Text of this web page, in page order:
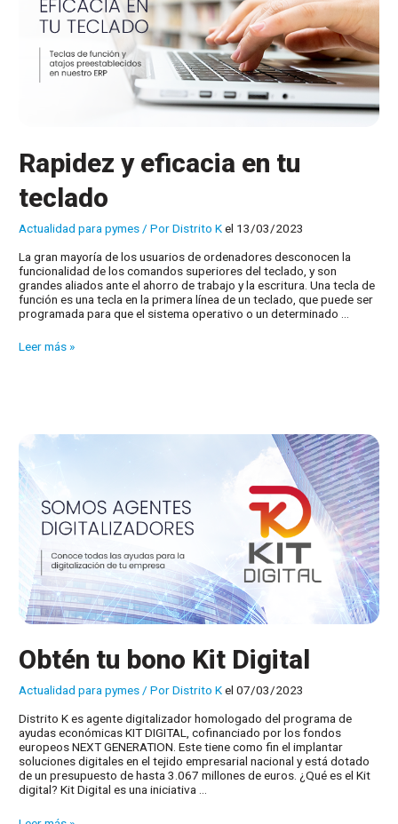
Rapidez y eficacia en tu
teclado
Actualidad para pymes / PorDistrito Kel 13/03/2023
La gran mayoría de los usuarios de ordenadores desconocen la
funcionalidad de los comandos superiores del teclado, y son
grandes aliados ante el ahorro de trabajo y la escritura. Una tecla de
función es una tecla en la primera línea de un teclado, que puede ser
programada para que el sistema operativo o un determinado …
Rapidez
Leer más »
Obtén tu bono Kit Digital
Actualidad para pymes / PorDistrito Kel 07/03/2023
Distrito K es agente digitalizador homologado del programa de
ayudas económicas KIT DIGITAL, cofinanciado por los fondos
europeos NEXT GENERATION. Este tiene como fin el implantar
soluciones digitales en el tejido empresarial nacional y está dotado
de un presupuesto de hasta 3.067 millones de euros. ¿Qué es el Kit
digital? Kit Digital es una iniciativa …